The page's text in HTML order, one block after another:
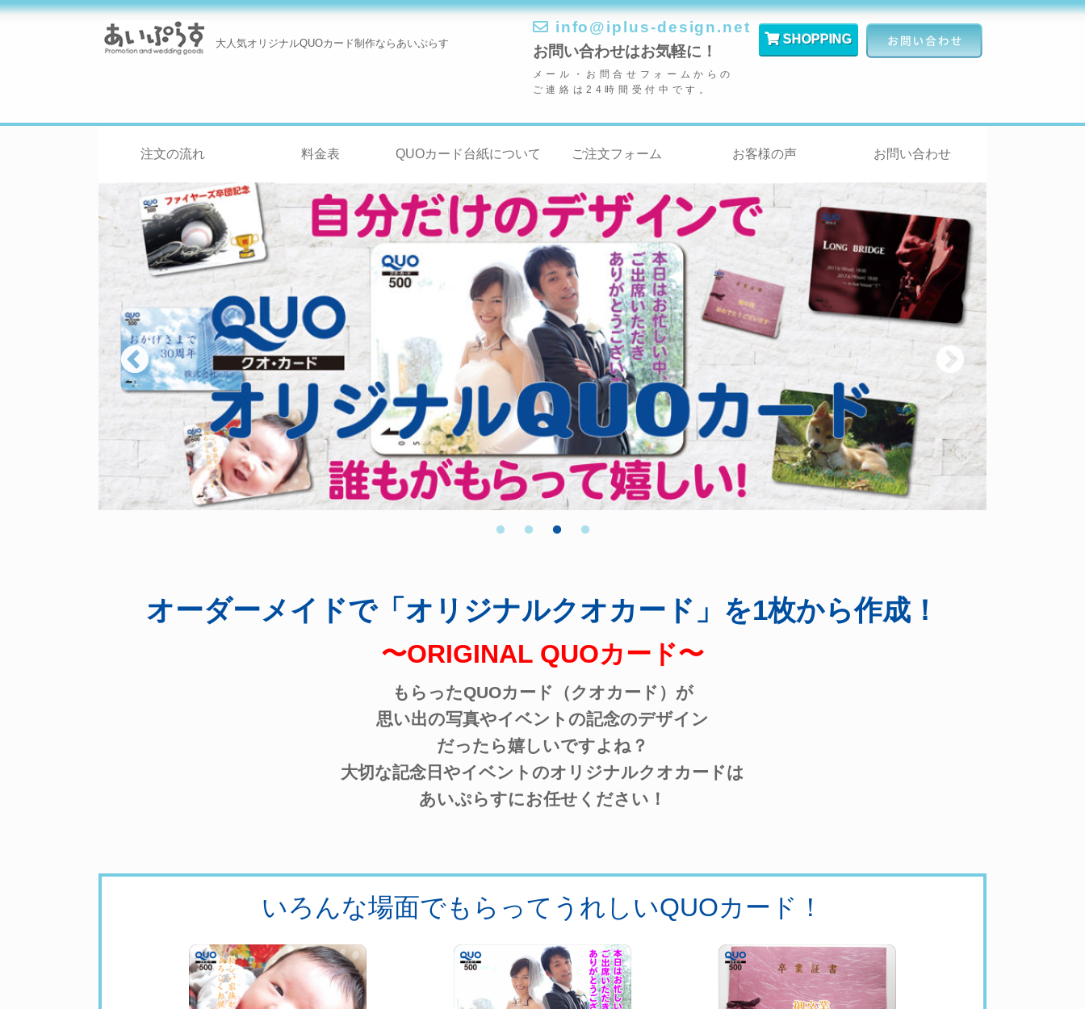
大人気オリジナルQUOカード制作ならあいぷらす
info@iplus-design.net
お問い合わせはお気軽に！
メール・お問合せフォームからの
ご連絡は24時間受付中です。
SHOPPING
注文の流れ 料金表 QUOカード台紙について ご注文フォーム お客様の声 お問い合わせ
オーダーメイドで「オリジナルクオカード」を1枚から作成！
〜ORIGINAL QUOカード〜
もらったQUOカード（クオカード）が
思い出の写真やイベントの記念のデザイン
だったら嬉しいですよね？
大切な記念日やイベントのオリジナルクオカードは
あいぷらすにお任せください！
いろんな場面でもらってうれしいQUOカード！